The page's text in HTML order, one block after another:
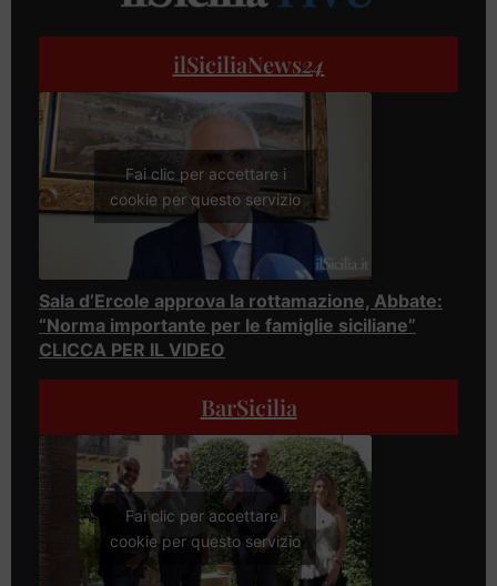
ilSiciliaNews24
Fai clic per accettare i
cookie per questo servizio
Sala d’Ercole approva la rottamazione, Abbate:
“Norma importante per le famiglie siciliane”
CLICCA PER IL VIDEO
BarSicilia
Fai clic per accettare i
cookie per questo servizio